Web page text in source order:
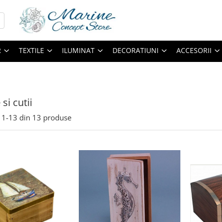
TEXTILE ILUMINAT DECORATIUNI ACCESORII
si cutii
1-13 din 13 produse